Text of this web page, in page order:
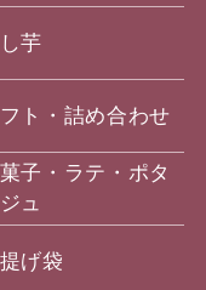
芋
ト・詰め合わせ
子・ラテ・ポタ
ュ
げ袋